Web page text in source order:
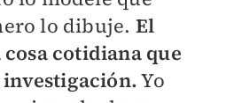
lo dibuje. El
cotidiana que
investigación.Yo